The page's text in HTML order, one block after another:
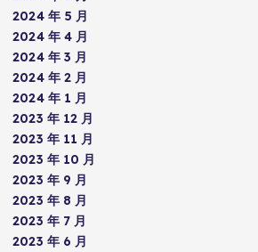
2024 年 5 月
2024 年 4 月
2024 年 3 月
2024 年 2 月
2024 年 1 月
2023 年 12 月
2023 年 11 月
2023 年 10 月
2023 年 9 月
2023 年 8 月
2023 年 7 月
2023 年 6 月